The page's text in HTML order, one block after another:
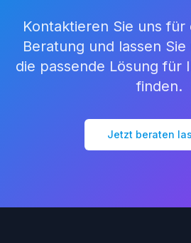
Kontaktieren Sie uns für
Beratung und lassen
die passende Lösung für
finden.
Jetzt beraten